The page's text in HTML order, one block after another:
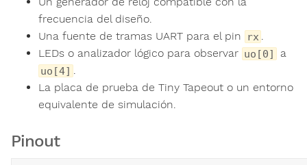
frecuencia del diseño.
Una fuente de tramas UART para el pin
rx .
LEDs o analizador lógico para observar uo[0] a
uo[4] .
La placa de prueba de Tiny Tapeout o un entorno
equivalente de simulación.
Pinout